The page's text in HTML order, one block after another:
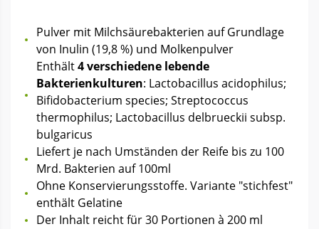
Pulver mit Milchsäurebakterien auf Grundlage
von Inulin (19,8 %) und Molkenpulver
Enthält4 verschiedene lebende
Bakterienkulturen: Lactobacillus acidophilus;
Bifidobacterium species; Streptococcus
thermophilus; Lactobacillus delbrueckii subsp.
bulgaricus
Liefert je nach Umständen der Reife bis zu 100
Mrd. Bakterien auf 100ml
Ohne Konservierungsstoffe. Variante "stichfest"
enthält Gelatine
Der Inhalt reicht für 30 Portionen à 200 ml